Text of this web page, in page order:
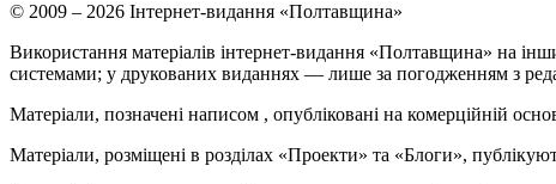
© 2009 – 2026 Інтернет-видання «Полтавщина»
Використання матеріалів інтернет-видання «Полтавщина» на
системами; у друкованих виданнях — лише за погодженням з
Матеріали, позначені написом , опубліковані на комерційній
Матеріали, розміщені в розділах «Проекти» та «Блоги»,